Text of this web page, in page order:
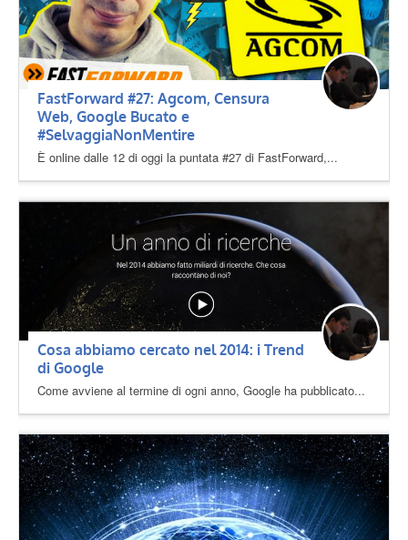
FastForward #27: Agcom, Censura
Web, Google Bucato e
#SelvaggiaNonMentire
È online dalle 12 di oggi la puntata #27 di FastForward,...
Cosa abbiamo cercato nel 2014: i Trend
di Google
Come avviene al termine di ogni anno, Google ha pubblicato...